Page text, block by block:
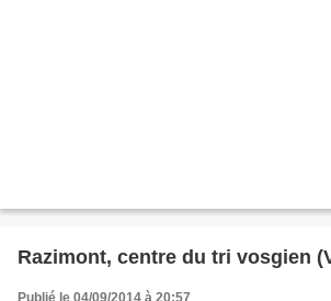
Razimont, centre du tri vosgien
Publié le 04/09/2014 à 20:57